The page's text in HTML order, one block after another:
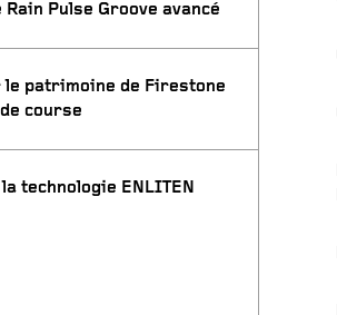
Rain Pulse Groove avancé
patrimoine de Firestone
course
technologie ENLITEN